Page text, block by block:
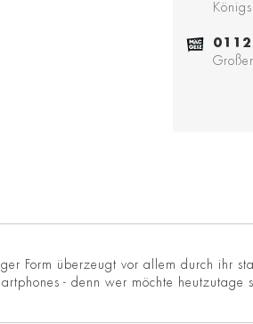
Form überzeugt vor allem durch ihr
- denn wer möchte